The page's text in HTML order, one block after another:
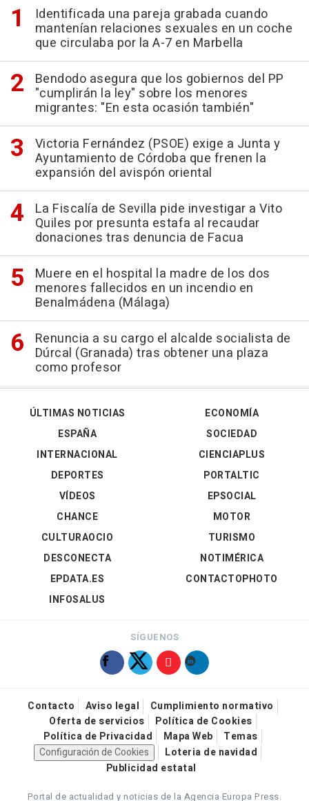
Identificada una pareja grabada cuando
mantenían relaciones sexuales en un coche
que circulaba por la A-7 en Marbella
Bendodo asegura que los gobiernos del PP
"cumplirán la ley" sobre los menores
migrantes: "En esta ocasión también"
Victoria Fernández (PSOE) exige a Junta y
Ayuntamiento de Córdoba que frenen la
expansión del avispón oriental
La Fiscalía de Sevilla pide investigar a Vito
Quiles por presunta estafa al recaudar
donaciones tras denuncia de Facua
Muere en el hospital la madre de los dos
menores fallecidos en un incendio en
Benalmádena (Málaga)
Renuncia a su cargo el alcalde socialista de
Dúrcal (Granada) tras obtener una plaza
como profesor
ÚLTIMAS NOTICIAS
ESPAÑA
INTERNACIONAL
DEPORTES
VÍDEOS
ECONOMÍA
SOCIEDAD
CIENCIAPLUS
PORTALTIC
EPSOCIAL
CHANCE
CULTURAOCIO
DESCONECTA
EPDATA.ES
INFOSALUS
MOTOR
TURISMO
NOTIMÉRICA
CONTACTOPHOTO
SÍGUENOS
Contacto Aviso legal
Cumplimiento normativo
Oferta de servicios
Política de Cookies
Política de Privacidad
Mapa Web
Temas
Configuración de Cookies
Loteria de navidad
Publicidad estatal
Portal de actualidad y noticias de la Agencia Europa Press.